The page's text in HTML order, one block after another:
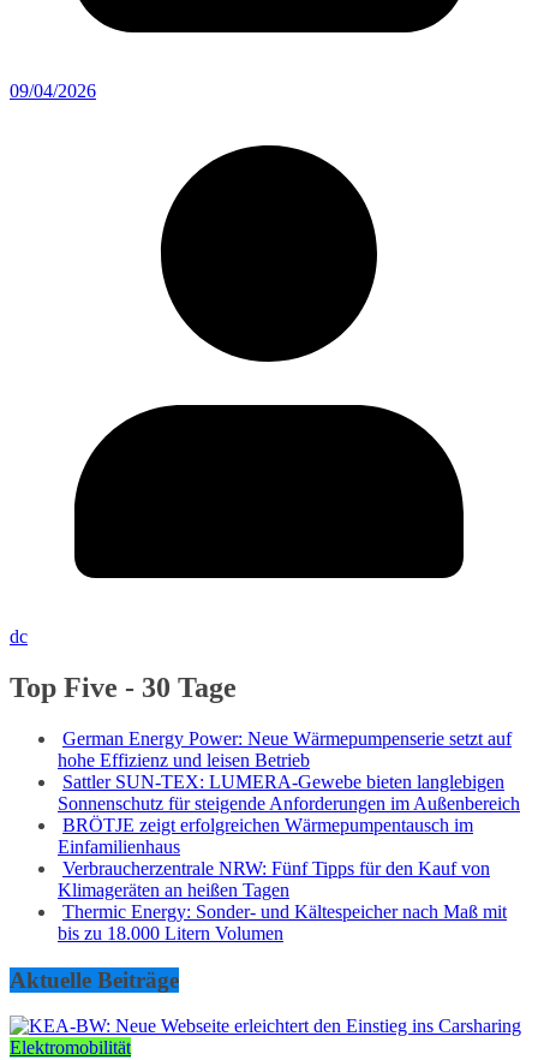
09/04/2026
dc
Top Five - 30 Tage
German Energy Power: Neue Wärmepumpenserie setzt auf
hohe Effizienz und leisen Betrieb
Sattler SUN-TEX: LUMERA-Gewebe bieten langlebigen
Sonnenschutz für steigende Anforderungen im Außenbereich
BRÖTJE zeigt erfolgreichen Wärmepumpentausch im
Einfamilienhaus
Verbraucherzentrale NRW: Fünf Tipps für den Kauf von
Klimageräten an heißen Tagen
Thermic Energy: Sonder- und Kältespeicher nach Maß mit
bis zu 18.000 Litern Volumen
Aktuelle Beiträge
Elektromobilität